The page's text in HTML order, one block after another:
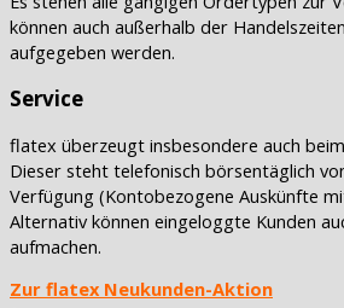
können auch außerhalb der
aufgegeben werden.
Service
flatex überzeugt insbesondere auch
Dieser steht telefonisch börsentäglich
Verfügung (Kontobezogene Auskünfte
Alternativ können eingeloggte Kunden
aufmachen.
Zur flatex Neukunden-Aktion